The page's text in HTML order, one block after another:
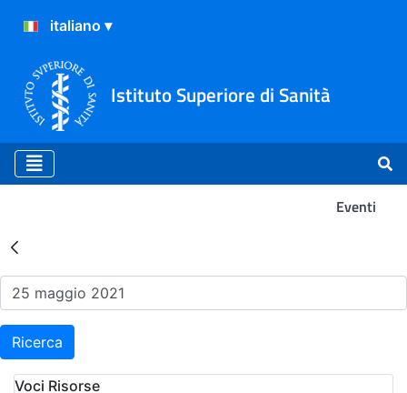
Istituto Superiore di Sanità
Eventi
Risultati della Ricerca -
Ricerca
Voci Risorse